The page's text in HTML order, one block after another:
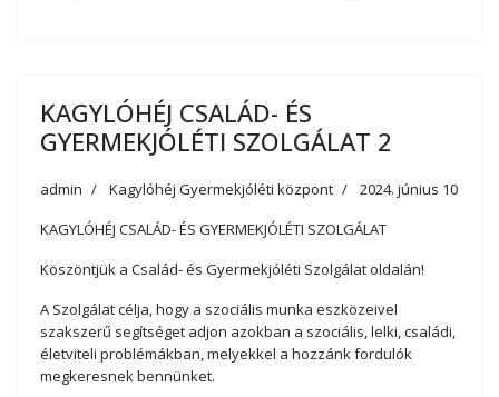
KAGYLÓHÉJ CSALÁD- ÉS
GYERMEKJÓLÉTI SZOLGÁLAT 2
admin Kagylóhéj Gyermekjóléti központ
2024. június 10
KAGYLÓHÉJ CSALÁD- ÉS GYERMEKJÓLÉTI SZOLGÁLAT
Köszöntjük a Család- és Gyermekjóléti Szolgálat oldalán!
A Szolgálat célja, hogy a szociális munka eszközeivel
szakszerű segítséget adjon azokban a szociális, lelki, családi,
életviteli problémákban, melyekkel a hozzánk fordulók
megkeresnek bennünket.